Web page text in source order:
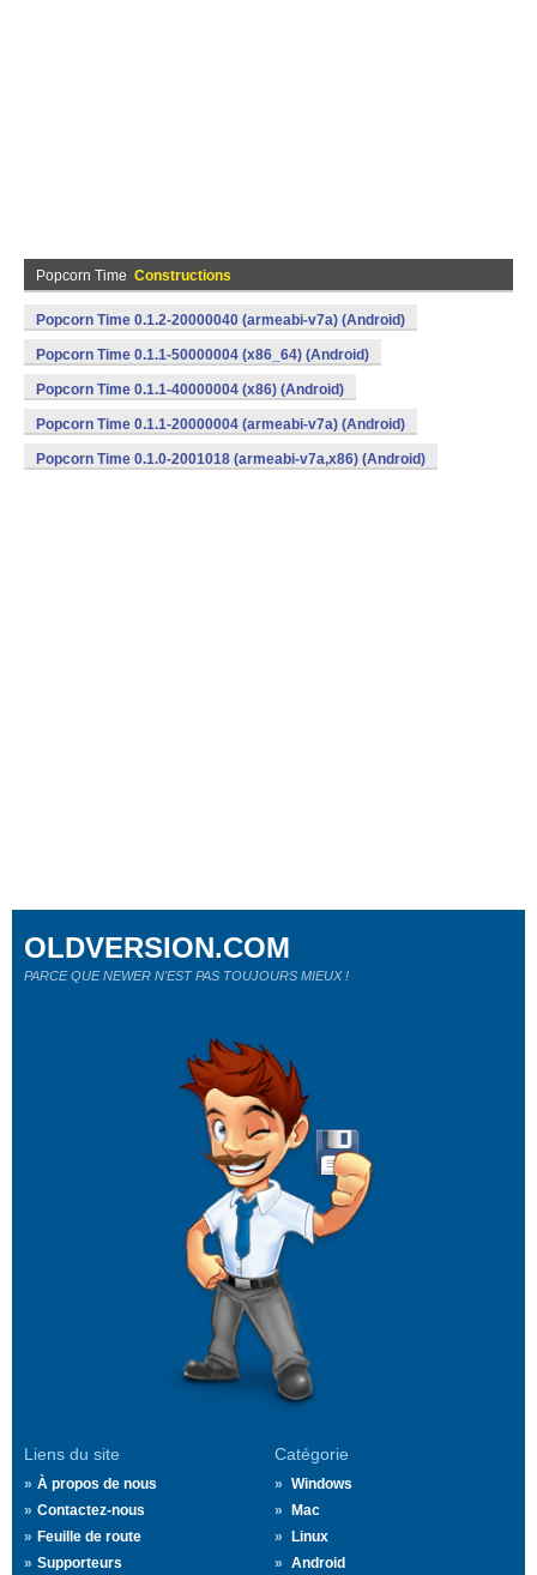
Popcorn Time Constructions
Popcorn Time 0.1.2-20000040 (armeabi-v7a) (Android)
Popcorn Time 0.1.1-50000004 (x86_64) (Android)
Popcorn Time 0.1.1-40000004 (x86) (Android)
Popcorn Time 0.1.1-20000004 (armeabi-v7a) (Android)
Popcorn Time 0.1.0-2001018 (armeabi-v7a,x86) (Android)
Liens du site
À propos de nous
Contactez-nous
Feuille de route
Supporteurs
Catégorie
Windows
Mac
Linux
Android
OLDVERSION.COM
PARCE QUE NEWER N'EST PAS TOUJOURS MIEUX !